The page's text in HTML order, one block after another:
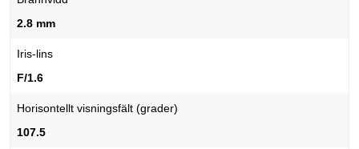
2.8 mm
Iris-lins
F/1.6
Horisontellt visningsfält (grader)
107.5